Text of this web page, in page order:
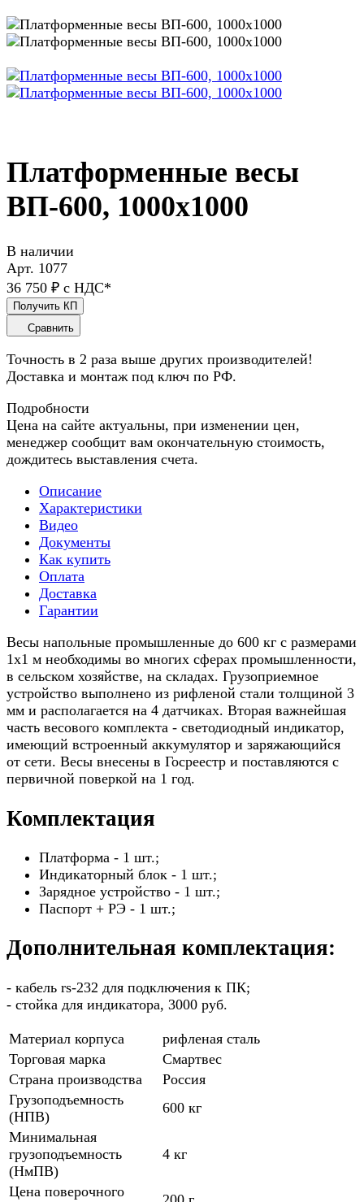
Платформенные весы
ВП-600, 1000x1000
В наличии
Арт. 1077
36 750 ₽ с НДС*
Получить КП
Сравнить
Точность в 2 раза выше других производителей!
Доставка и монтаж под ключ по РФ.
Подробности
Цена на сайте актуальны, при изменении цен,
менеджер сообщит вам окончательную стоимость,
дождитесь выставления счета.
Описание
Характеристики
Видео
Документы
Как купить
Оплата
Доставка
Гарантии
Весы напольные промышленные до 600 кг с размерами
1x1 м необходимы во многих сферах промышленности,
в сельском хозяйстве, на складах. Грузоприемное
устройство выполнено из рифленой стали толщиной 3
мм и располагается на 4 датчиках. Вторая важнейшая
часть весового комплекта - светодиодный индикатор,
имеющий встроенный аккумулятор и заряжающийся
от сети. Весы внесены в Госреестр и поставляются с
первичной поверкой на 1 год.
Комплектация
Платформа - 1 шт.;
Индикаторный блок - 1 шт.;
Зарядное устройство - 1 шт.;
Паспорт + РЭ - 1 шт.;
Дополнительная комплектация:
- кабель rs-232 для подключения к ПК;
- стойка для индикатора, 3000 руб.
Материал корпуса
рифленая сталь
Торговая марка
Смартвес
Страна производства
Россия
Грузоподъемность
(НПВ)
600 кг
Минимальная
грузоподъемность
(НмПВ)
4 кг
Цена поверочного